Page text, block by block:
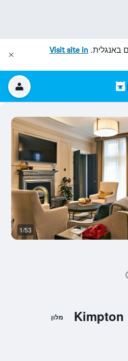
באנגלית. Visit site in
Kimpton מלון
1/53